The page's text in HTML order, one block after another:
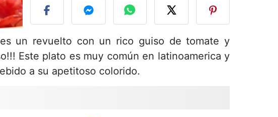
un revuelto con un rico guiso de tomate y
Este plato es muy común en latinoamerica y
a su apetitoso colorido.